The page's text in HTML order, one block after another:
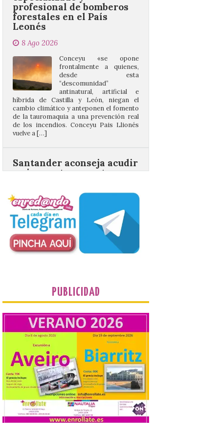
8 Ago 2026
Conceyu «se opone
antinatural, artificial e
híbrida de Castilla y León, niegan el
cambio climático y anteponen el fomento
de la tauromaquia a una prevención real
de los incendios. Conceyu Pais Llionés
vuelve a […]
Santander aconseja acudir
a pie o en transporte
eclipse
El TUS cuenta con líneas
que llegan a la zona en
puntos como el faro de
Cabo Mayor, Cueto,
Corbanera o Ciriego y
reforzará la movilidad con un servicio
especial de lanzaderas desde el PCTCAN
a Ciriego. El Ayuntamiento de […]
Turismo de Extremadura
impulsa nuevas
iniciativas relacionadas
con el trío de eclipses para
afianzar a Extremadura
como referente en
astroturismo
8 Ago 2026
Extremadura cuenta con
uno de los cielos
estrellados con menor
contaminación lumínica
de Europa, un recurso
natural que permite disfrutar de
actividades de astroturismo durante todo
PUBLICIDAD